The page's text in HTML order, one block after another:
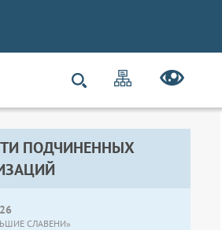
ПОДЧИНЕННЫХ
СЛАВЕНИ»